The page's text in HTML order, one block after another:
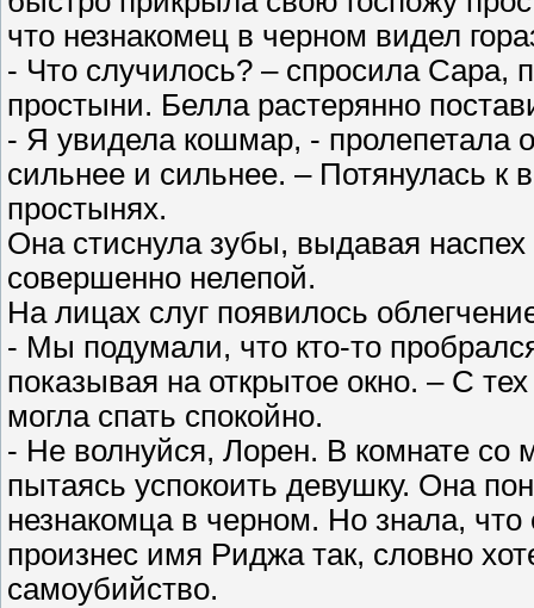
что незнакомец в черном видел
- Что случилось? – спросила Сара,
простыни. Белла растерянно
- Я увидела кошмар, - пролепетала
сильнее и сильнее. – Потянулась к
простынях.
Она стиснула зубы, выдавая
совершенно нелепой.
На лицах слуг появилось
- Мы подумали, что кто-то
показывая на открытое окно. – С
могла спать спокойно.
- Не волнуйся, Лорен. В комнате со
пытаясь успокоить девушку. Она
незнакомца в черном. Но знала,
произнес имя Риджа так, словно
самоубийство.